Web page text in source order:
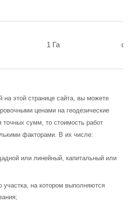
1 Га от
на этой странице сайта, вы можете
ценами на геодезические
точных сумм, то стоимость работ
факторами. В их числе:
или линейный, капитальный или
участка, на котором выполняются